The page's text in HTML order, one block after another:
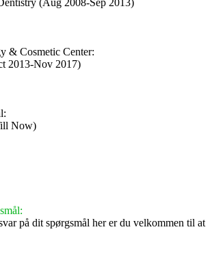
(Aug 2008-Sep 2013)
& Cosmetic Center:
2013-Nov 2017)
Now)
på dit spørgsmål her er du velkommen til at